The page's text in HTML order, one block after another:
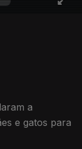
a
e gatos para